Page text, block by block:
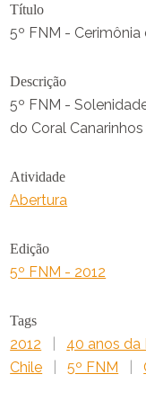
Título
5º FNM - Cerimônia
Descrição
5º FNM -
do Coral
Atividade
Abertura
Edição
5º FNM - 2012
Tags
2012
40 anos da
Chile
5º FNM